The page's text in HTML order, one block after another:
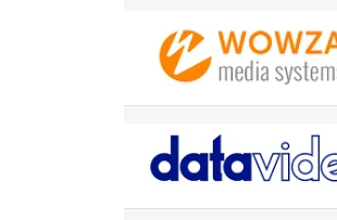
Liên hệ